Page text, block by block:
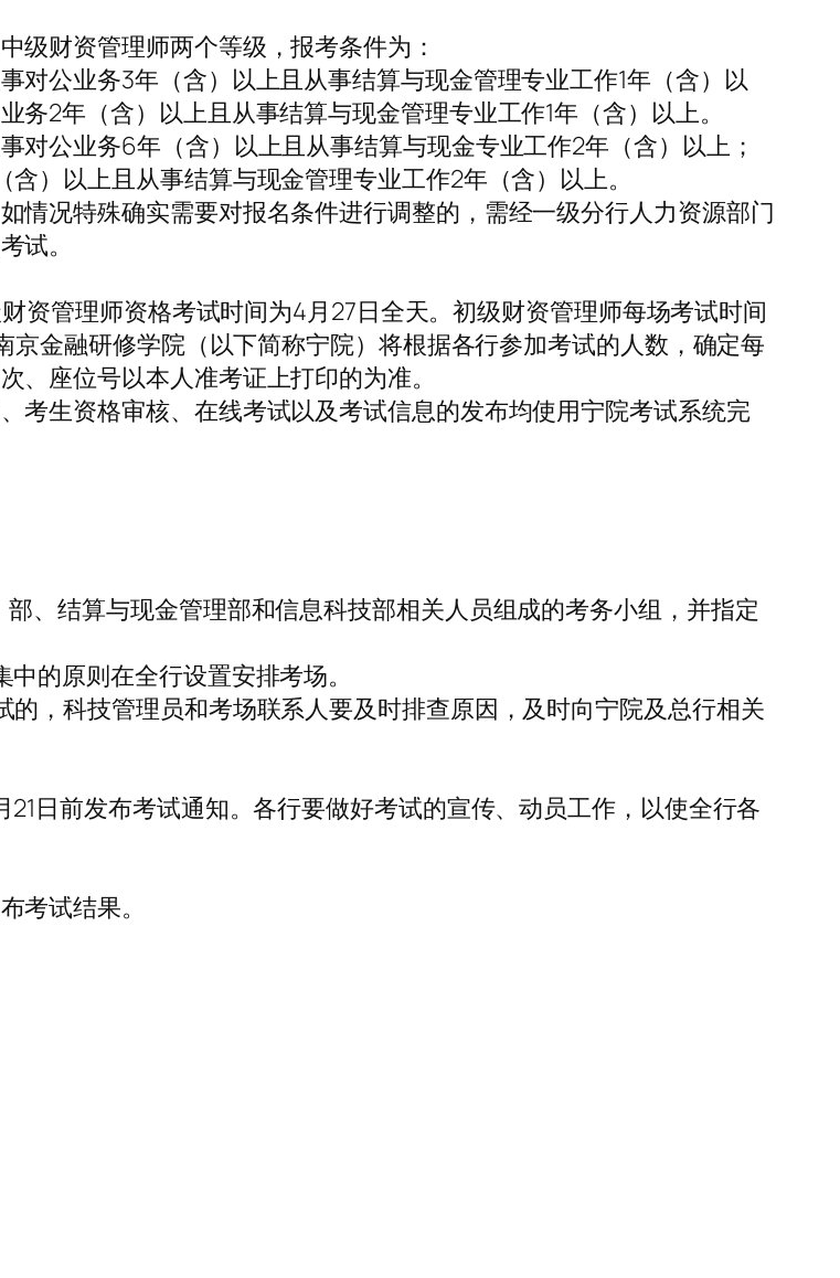
级财资管理师两个等级，报考条件为：
对公业务3年（含）以上且从事结算与现金管理专业工作1年（含）以
2年（含）以上且从事结算与现金管理专业工作1年（含）以上。
对公业务6年（含）以上且从事结算与现金专业工作2年（含）以上；
）以上且从事结算与现金管理专业工作2年（含）以上。
情况特殊确实需要对报名条件进行调整的，需经一级分行人力资源部门
试。
资管理师资格考试时间为4月27日全天。初级财资管理师每场考试时间
金融研修学院（以下简称宁院）将根据各行参加考试的人数，确定每
、座位号以本人准考证上打印的为准。
考生资格审核、在线考试以及考试信息的发布均使用宁院考试系统完
、结算与现金管理部和信息科技部相关人员组成的考务小组，并指定
的原则在全行设置安排考场。
，科技管理员和考场联系人要及时排查原因，及时向宁院及总行相关
日前发布考试通知。各行要做好考试的宣传、动员工作，以使全行各
考试结果。